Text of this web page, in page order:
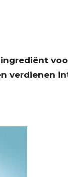
verdienen